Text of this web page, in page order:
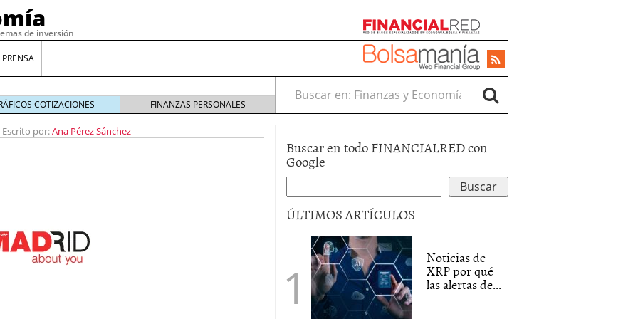
de inversión
¿Por qué el Préstamo Promotor privado
COTIZACIONES FINANZAS PERSONALES
Buscar en:
Escrito por:Ana Pérez Sánchez
Buscar en todo FINANCIALRED con
Google
ÚLTIMOS ARTÍCULOS
Noticias de
XRP por qué
las alertas de...